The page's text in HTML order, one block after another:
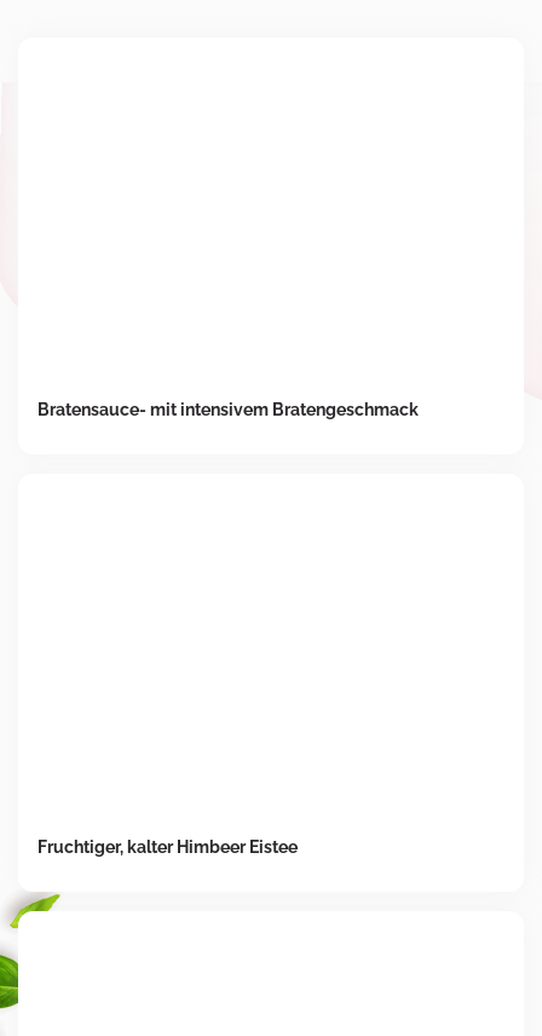
Bratensauce- mit intensivem Bratengeschmack
Fruchtiger, kalter Himbeer Eistee